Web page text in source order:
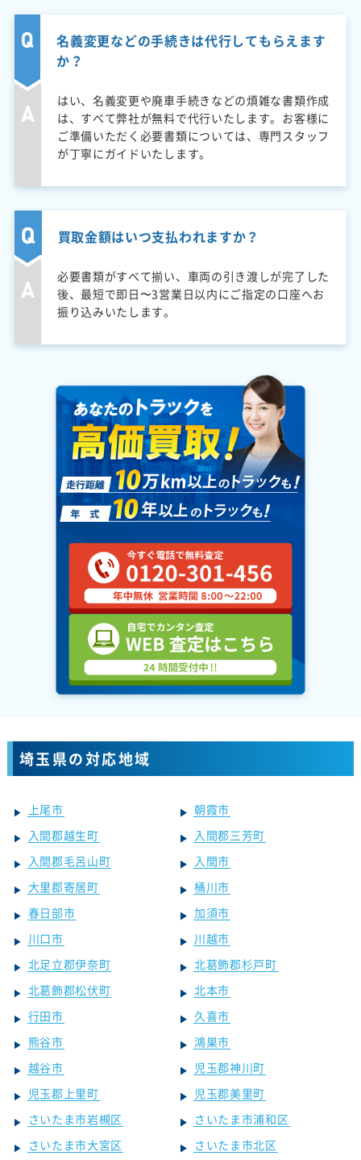
名義変更などの手続きは代行してもらえます
か？
はい、名義変更や廃車手続きなどの煩雑な書類作成
は、すべて弊社が無料で代行いたします。お客様に
ご準備いただく必要書類については、専門スタッフ
が丁寧にガイドいたします。
買取金額はいつ支払われますか？
必要書類がすべて揃い、車両の引き渡しが完了した
後、最短で即日〜3営業日以内にご指定の口座へお
振り込みいたします。
埼玉県の対応地域
上尾市
朝霞市
入間郡越生町
入間郡三芳町
入間郡毛呂山町
入間市
大里郡寄居町
桶川市
春日部市
加須市
川口市
川越市
北足立郡伊奈町
北葛飾郡杉戸町
北葛飾郡松伏町
北本市
行田市
久喜市
熊谷市
鴻巣市
越谷市
児玉郡神川町
児玉郡上里町
児玉郡美里町
さいたま市岩槻区
さいたま市浦和区
さいたま市大宮区
さいたま市北区